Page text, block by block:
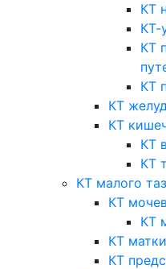
КТ
КТ-
КТ
КТ
КТ
КТ
КТ
КТ
КТ малого
КТ
КТ
КТ матки
КТ